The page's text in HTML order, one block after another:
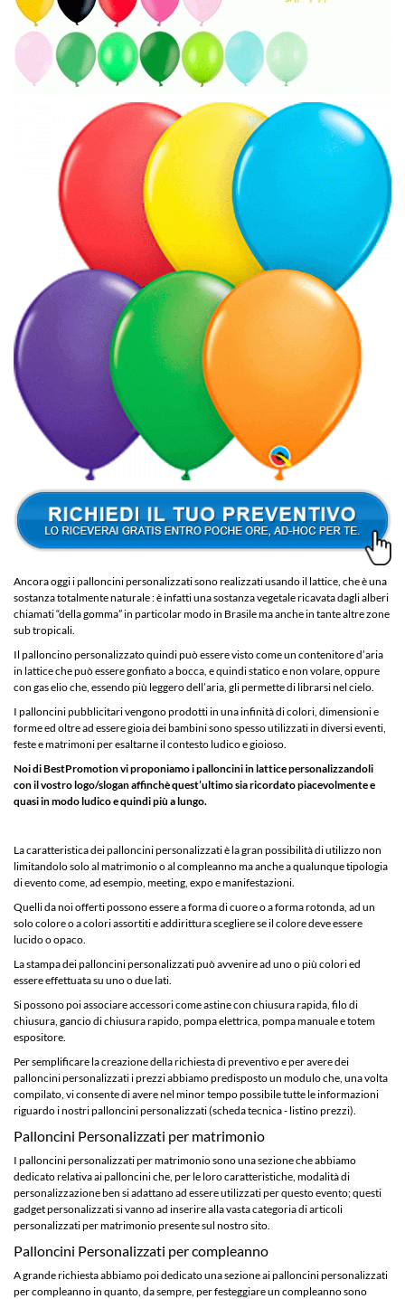
Ancora oggi i palloncini personalizzati sono realizzati usando il lattice, che è una
sostanza totalmente naturale : è infatti una sostanza vegetale ricavata dagli alberi
chiamati “della gomma” in particolar modo in Brasile ma anche in tante altre zone
sub tropicali.
Il palloncino personalizzato quindi può essere visto come un contenitore d’aria
in lattice che può essere gonfiato a bocca, e quindi statico e non volare, oppure
con gas elio che, essendo più leggero dell’aria, gli permette di librarsi nel cielo.
I palloncini pubblicitari vengono prodotti in una infinità di colori, dimensioni e
forme ed oltre ad essere gioia dei bambini sono spesso utilizzati in diversi eventi,
feste e matrimoni per esaltarne il contesto ludico e gioioso.
Noi di BestPromotion vi proponiamo i palloncini in lattice personalizzandoli
con il vostro logo/slogan affinchè quest’ultimo sia ricordato piacevolmente e
quasi in modo ludico e quindi più a lungo.
La caratteristica dei palloncini personalizzati è la gran possibilità di utilizzo non
limitandolo solo al matrimonio o al compleanno ma anche a qualunque tipologia
di evento come, ad esempio, meeting, expo e manifestazioni.
Quelli da noi offerti possono essere a forma di cuore o a forma rotonda, ad un
solo colore o a colori assortiti e addirittura scegliere se il colore deve essere
lucido o opaco.
La stampa dei palloncini personalizzati può avvenire ad uno o più colori ed
essere effettuata su uno o due lati.
Si possono poi associare accessori come astine con chiusura rapida, filo di
chiusura, gancio di chiusura rapido, pompa elettrica, pompa manuale e totem
espositore.
Per semplificare la creazione della richiesta di preventivo e per avere dei
palloncini personalizzati i prezzi abbiamo predisposto un modulo che, una volta
compilato, vi consente di avere nel minor tempo possibile tutte le informazioni
riguardo i nostri palloncini personalizzati (scheda tecnica - listino prezzi).
Palloncini Personalizzati per matrimonio
I palloncini personalizzati per matrimonio sono una sezione che abbiamo
dedicato relativa ai palloncini che, per le loro caratteristiche, modalità di
personalizzazione ben si adattano ad essere utilizzati per questo evento; questi
gadget personalizzati si vanno ad inserire alla vasta categoria diarticoli
personalizzati per matrimoniopresente sul nostro sito.
Palloncini Personalizzati per compleanno
A grande richiesta abbiamo poi dedicato una sezione ai palloncini personalizzati
per compleanno in quanto, da sempre, per festeggiare un compleanno sono